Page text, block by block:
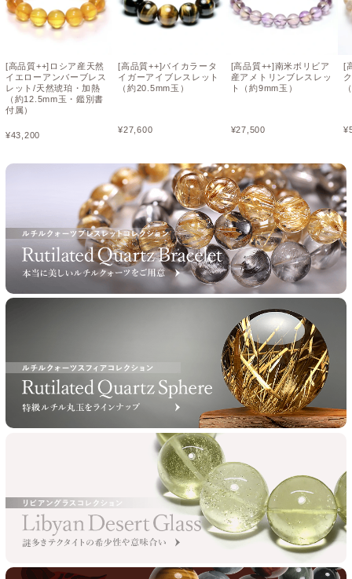
[高品質++]ロシア産天然
イエローアンバーブレス
レット/天然琥珀・加熱
（約12.5mm玉・鑑別書
付属）
¥43,200
[高品質++]バイカラータ
イガーアイブレスレット
（約20.5mm玉）
¥27,600
[高品質++]南米ボリビア
産アメトリンブレスレッ
ト（約9mm玉）
¥27,500
[
¥